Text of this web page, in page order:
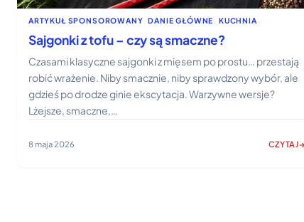
ARTYKUŁ SPONSOROWANY, DANIE GŁÓWNE KUCHNIA
Sajgonki z tofu – czy są smaczne?
Czasami klasyczne sajgonki z mięsem po prostu… przestają
robić wrażenie. Niby smacznie, niby sprawdzony wybór, ale
gdzieś po drodze ginie ekscytacja. Warzywne wersje?
Lżejsze, smaczne,…
8 maja 2026 CZYTAJ
: